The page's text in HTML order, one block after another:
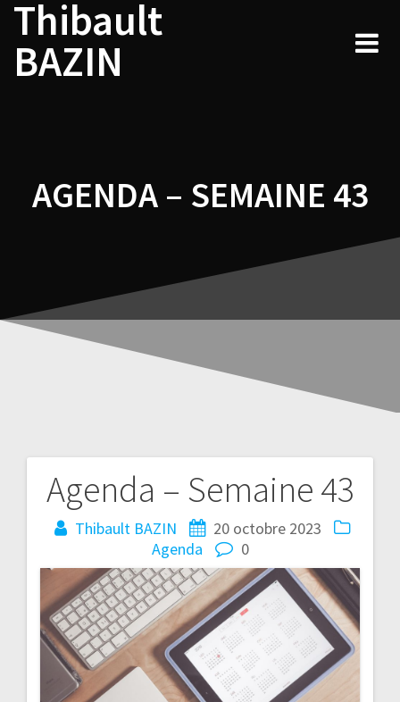
Skip
content
Thibault
BAZIN
AGENDA – SEMAINE 43
Agenda – Semaine 43
Thibault BAZIN
20 octobre 2023
Agenda
0
Navigation
de